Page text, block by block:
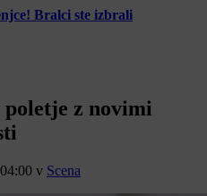
Bralci ste izbrali
z novimi
v Scena